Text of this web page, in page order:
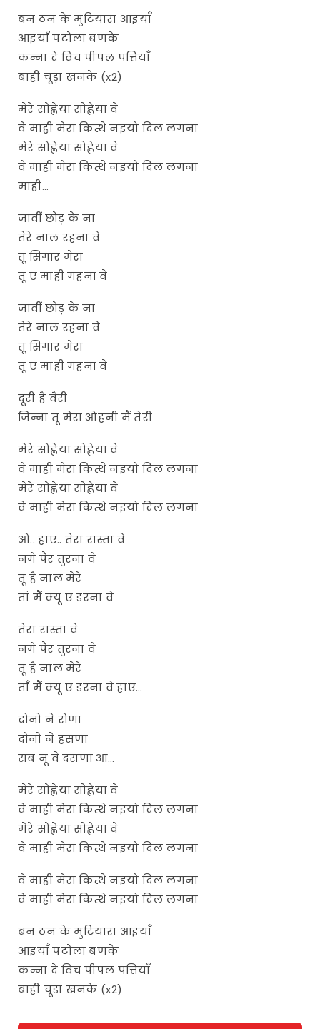
बन ठन के मुटियारा आइयाँ
आइयाँ पटोला बणके
कन्ना दे विच पीपल पत्तियाँ
बाही चूड़ा खनके (x2)
मेरे सोह्णेया सोह्णेया वे
वे माही मेरा कित्थे नइयो दिल लगना
मेरे सोह्णेया सोह्णेया वे
वे माही मेरा कित्थे नइयो दिल लगना
माही…
जावीं छोड़ के ना
तेरे नाल रहना वे
तू सिंगार मेरा
तू ए माही गहना वे
जावीं छोड़ के ना
तेरे नाल रहना वे
तू सिंगार मेरा
तू ए माही गहना वे
दूरी है वैरी
जिन्ना तू मेरा ओहनी मैं तेरी
मेरे सोह्णेया सोह्णेया वे
वे माही मेरा कित्थे नइयो दिल लगना
मेरे सोह्णेया सोह्णेया वे
वे माही मेरा कित्थे नइयो दिल लगना
ओ.. हाए.. तेरा रास्ता वे
नंगे पैर तुरना वे
तू है नाल मेरे
तां मैं क्यू ए डरना वे
तेरा रास्ता वे
नंगे पैर तुरना वे
तू है नाल मेरे
ताँ मैं क्यू ए डरना वे हाए…
दोनो ने रोणा
दोनो ने हसणा
सब नू वे दसणा आ…
मेरे सोह्णेया सोह्णेया वे
वे माही मेरा कित्थे नइयो दिल लगना
मेरे सोह्णेया सोह्णेया वे
वे माही मेरा कित्थे नइयो दिल लगना
वे माही मेरा कित्थे नइयो दिल लगना
वे माही मेरा कित्थे नइयो दिल लगना
बन ठन के मुटियारा आइयाँ
आइयाँ पटोला बणके
कन्ना दे विच पीपल पत्तियाँ
बाही चूड़ा खनके (x2)